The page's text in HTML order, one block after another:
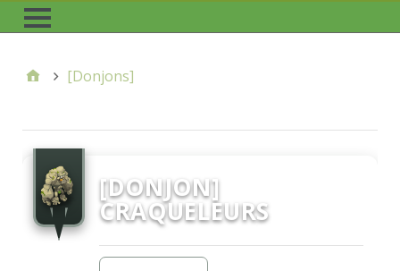
[Donjons]
[DONJON]
CRAQUELEURS